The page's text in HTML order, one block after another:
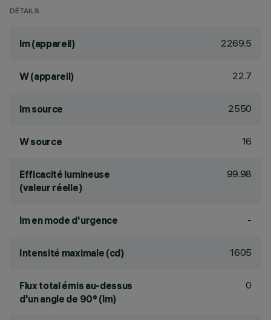
DÉTAILS
lm (appareil) 2269.5
W (appareil) 22.7
lm source 2550
W source 16
Efficacité lumineuse
(valeur réelle)
99.98
lm en mode d'urgence -
Intensité maximale (cd) 1605
Flux total émis au-dessus
d'un angle de 90° (lm)
0